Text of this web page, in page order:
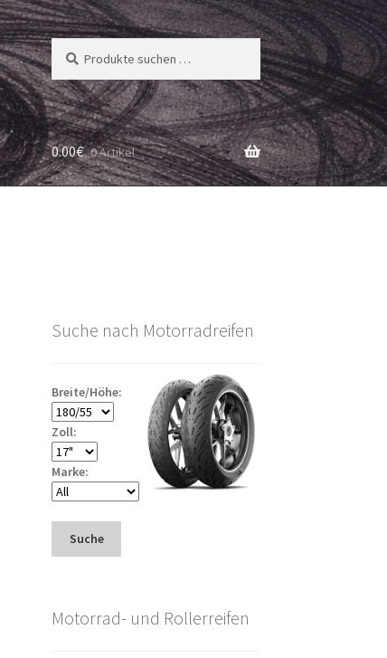
Suchen
nach:
Suchen
0.00€ 0 Artikel
Suche nach Motorradreifen
Breite/Höhe:
Zoll:
Marke:
Suche
Motorrad- und Rollerreifen